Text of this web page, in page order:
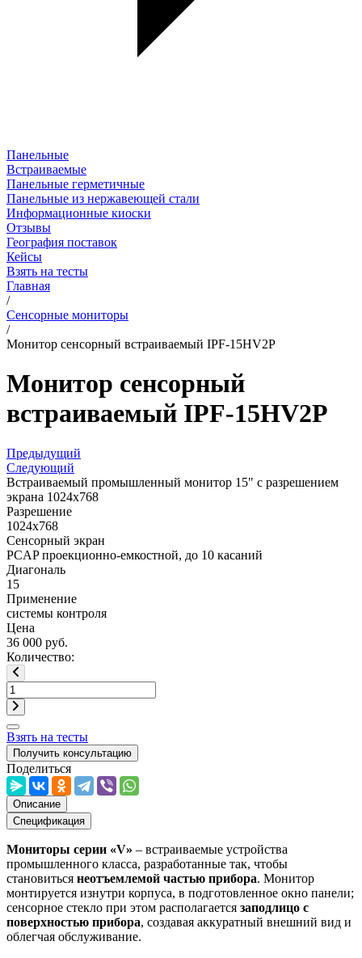
Панельные
Встраиваемые
Панельные герметичные
Панельные из нержавеющей стали
Информационные киоски
Отзывы
География поставок
Кейсы
Взять на тесты
Главная
/
Сенсорные мониторы
/
Монитор сенсорный встраиваемый IPF-15HV2P
Монитор сенсорный
встраиваемый IPF-15HV2P
Предыдущий
Следующий
Встраиваемый промышленный монитор 15" с разрешением
экрана 1024x768
Разрешение
1024x768
Сенсорный экран
PCAP проекционно-емкостной, до 10 касаний
Диагональ
15
Применение
системы контроля
Цена
36 000 руб.
Количество:
Взять на тесты
Получить консультацию
Поделиться
Описание
Спецификация
Мониторы серии «V» – встраиваемые устройства
промышленного класса, разработанные так, чтобы
становиться неотъемлемой частью прибора. Монитор
монтируется изнутри корпуса, в подготовленное окно панели;
сенсорное стекло при этом располагается заподлицо с
поверхностью прибора, создавая аккуратный внешний вид и
облегчая обслуживание.